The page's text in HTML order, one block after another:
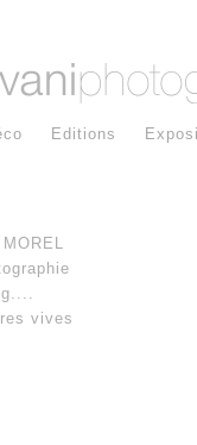
Editions
vives